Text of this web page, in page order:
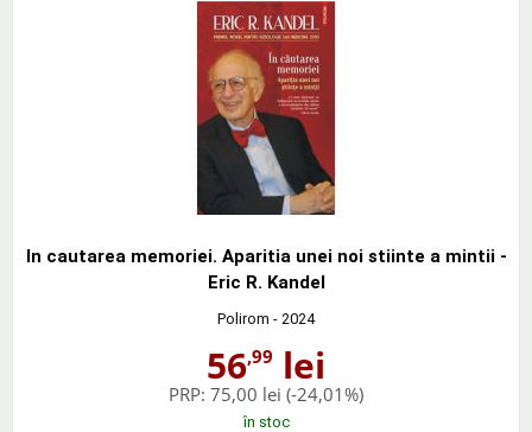
In cautarea memoriei. Aparitia unei noi stiinte a mintii -
Eric R. Kandel
Polirom - 2024
56,99 lei
PRP: 75,00 lei (-24,01%)
în stoc